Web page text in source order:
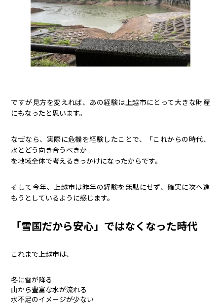
ですが見方を変えれば、あの経験は上越市にとって大きな財産
にもなったと思います。
なぜなら、実際に危機を経験したことで、「これからの時代、
水とどう向き合うべきか」
を地域全体で考えるきっかけになったからです。
そして今年、上越市は昨年の経験を無駄にせず、確実に次へ進
もうとしているように感じます。
「雪国だから安心」ではなくなった時代
これまで上越市は、
冬に雪が降る
山から豊富な水が流れる
水不足のイメージが少ない